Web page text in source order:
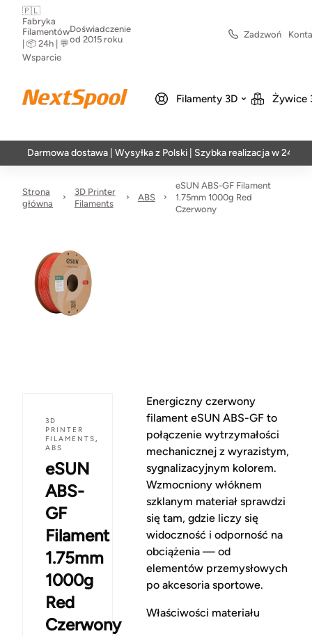
🇵🇱
Fabryka
Filamentów
| 📦 24h | 💬
Wsparcie
Doświadczenie
od 2015 roku
Zadzwoń
Filamenty 3D Żywice
dostawa | Wysyłka z Polski | Szybka realizacja w 24h
Strona
główna
3D Printer
Filaments
ABS
eSUN ABS-GF Filament
1.75mm 1000g Red
Czerwony
3D
PRINTER
FILAMENTS,
ABS
eSUN
ABS-
GF
Filament
1.75mm
1000g
Red
Czerwony
Energiczny czerwony
filament eSUN ABS-GF to
połączenie wytrzymałości
mechanicznej z wyrazistym,
sygnalizacyjnym kolorem.
Wzmocniony włóknem
szklanym materiał sprawdzi
się tam, gdzie liczy się
widoczność i odporność na
obciążenia — od
elementów przemysłowych
po akcesoria sportowe.
Właściwości materiału